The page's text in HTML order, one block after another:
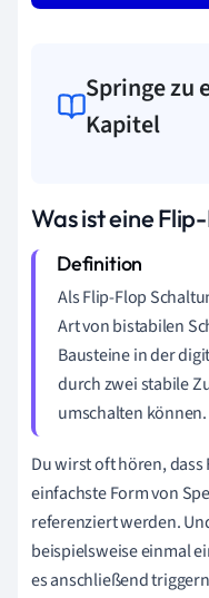
Springe zu
Kapitel
Was ist eine
Als Flip-Flop
Art von bistabilen
Bausteine in der
durch zwei stabile
umschalten können.
Du wirst oft hören,
einfachste Form von
referenziert werden.
beispielsweise einmal
es anschließend